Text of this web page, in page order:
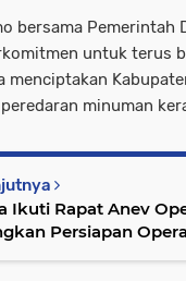
bersama Pemerintah
untuk terus
menciptakan
minuman
Ikuti Rapat Anev
Persiapan